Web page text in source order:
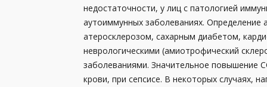
Инфекционные, паразитные и грибковые
Комплексы
Коронавирус (Covid-19)
Лекарственный мониторинг
недостаточности, у лиц с патологией
аутоиммунных заболеваниях. Определение
атеросклерозом, сахарным диабетом,
неврологическими (амиотрофический
заболеваниями. Значительное повышение
крови, при сепсисе. В некоторых случаях,